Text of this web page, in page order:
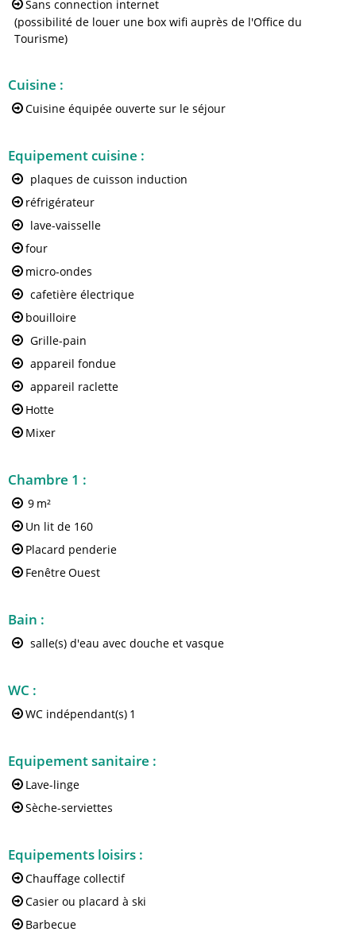
Sans connection internet
(possibilité de louer une box wifi auprès de l'Office du
Tourisme)
Cuisine :
Cuisine équipée ouverte sur le séjour
Equipement cuisine :
plaques de cuisson induction
réfrigérateur
lave-vaisselle
four
micro-ondes
cafetière électrique
bouilloire
Grille-pain
appareil fondue
appareil raclette
Hotte
Mixer
Chambre 1 :
9 m²
Un lit de 160
Placard penderie
FenêtreOuest
Bain :
salle(s) d'eau avec douche et vasque
WC :
WC indépendant(s) 1
Equipement sanitaire :
Lave-linge
Sèche-serviettes
Equipements loisirs :
Chauffage collectif
Casier ou placard à ski
Barbecue